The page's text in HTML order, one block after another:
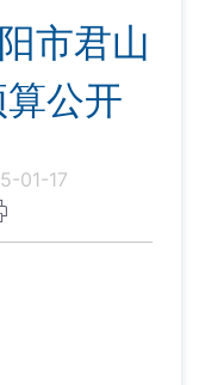
市君山
公开
01-17